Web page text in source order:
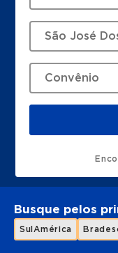
Busque pelos
SulAmérica